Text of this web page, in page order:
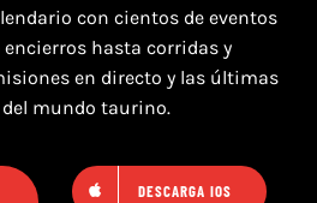
Y SAN MARCOS
con cientos de eventos
hasta corridas y
en directo y las últimas
mundo taurino.
DESCARGA IOS